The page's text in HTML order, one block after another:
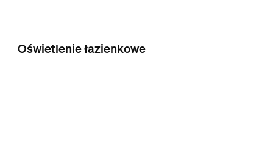
Oświetlenie łazienkowe